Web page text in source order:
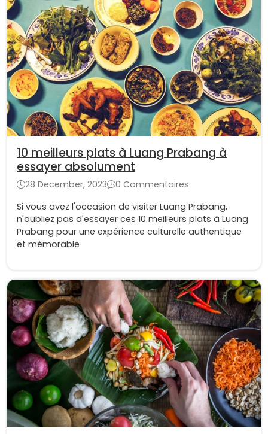
10 meilleurs plats à Luang Prabang à
essayer absolument
28 December, 2023
0 Commentaires
Si vous avez l'occasion de visiter Luang Prabang,
n'oubliez pas d'essayer ces 10 meilleurs plats à Luang
Prabang pour une expérience culturelle authentique
et mémorable